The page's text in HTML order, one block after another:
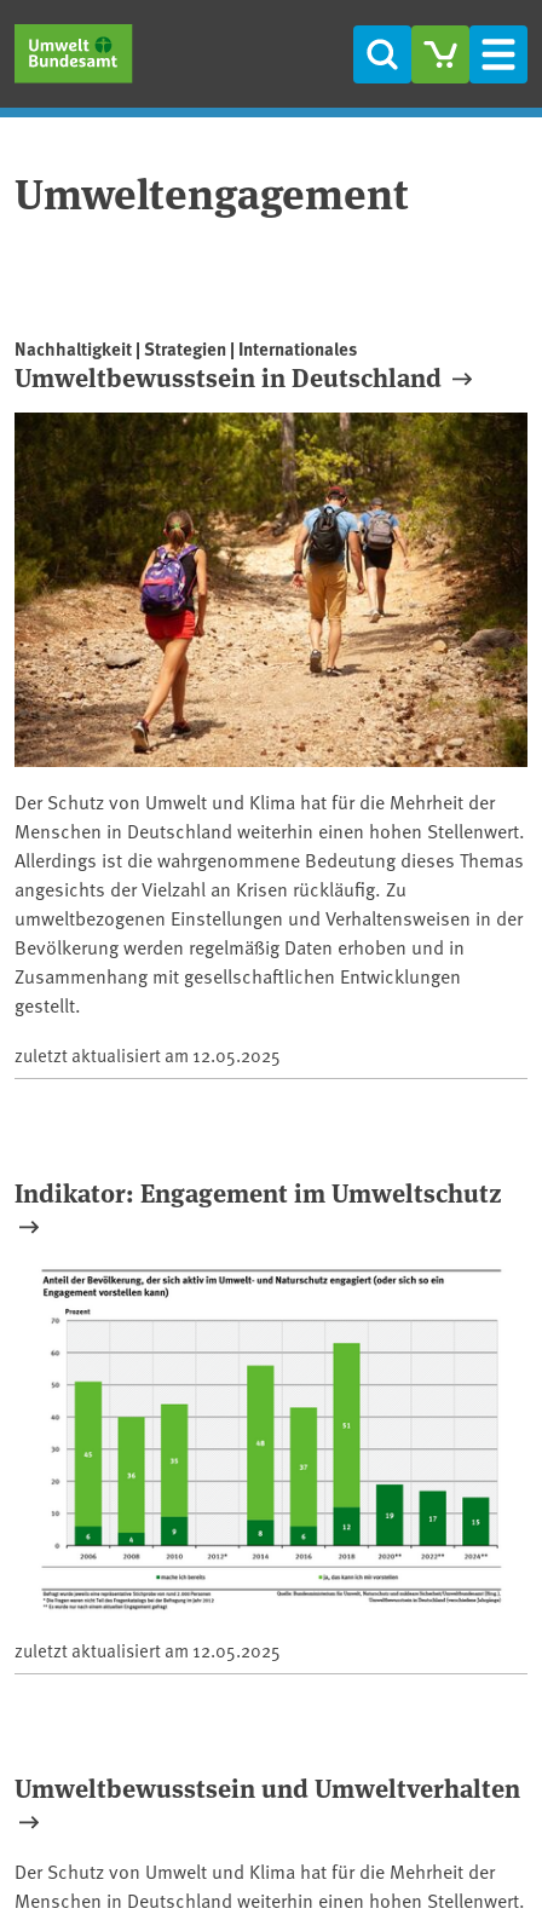
Suche
Umweltengagement
Nachhaltigkeit | Strategien | Internationales
Umweltbewusstsein in Deutschland
Der Schutz von Umwelt und Klima hat für die Mehrheit der
Menschen in Deutschland weiterhin einen hohen Stellenwert.
Allerdings ist die wahrgenommene Bedeutung dieses Themas
angesichts der Vielzahl an Krisen rückläufig. Zu
umweltbezogenen Einstellungen und Verhaltensweisen in der
Bevölkerung werden regelmäßig Daten erhoben und in
Zusammenhang mit gesellschaftlichen Entwicklungen
gestellt.
zuletzt aktualisiert am 12.05.2025
Indikator: Engagement im Umweltschutz
zuletzt aktualisiert am 12.05.2025
Umweltbewusstsein und Umweltverhalten
Der Schutz von Umwelt und Klima hat für die Mehrheit der
Menschen in Deutschland weiterhin einen hohen Stellenwert.